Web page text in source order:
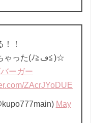
！
ツイートみてたべたくなっちゃった(ﾉ≧ڡ≦)☆
ーガー
ZAcrJYoDUE
May